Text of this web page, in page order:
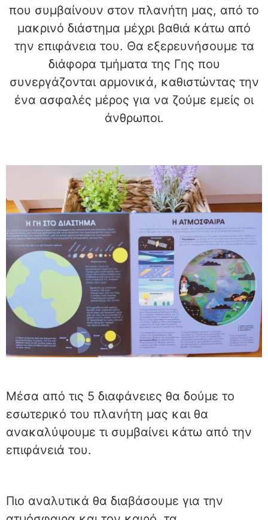
που συμβαίνουν στον πλανήτη μας, από το
μακρινό διάστημα μέχρι βαθιά κάτω από
την επιφάνεια του. Θα εξερευνήσουμε τα
διάφορα τμήματα της Γης που
συνεργάζονται αρμονικά, καθιστώντας την
ένα ασφαλές μέρος για να ζούμε εμείς οι
άνθρωποι.
Μέσα από τις 5 διαφάνειες θα δούμε το
εσωτερικό του πλανήτη μας και θα
ανακαλύψουμε τι συμβαίνει κάτω από την
επιφάνειά του.
Πιο αναλυτικά θα διαβάσουμε για την